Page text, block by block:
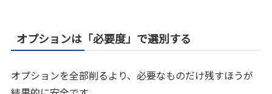
オプションは「必要度」で選別する
オプションを全部削るより、必要なものだけ残すほうが